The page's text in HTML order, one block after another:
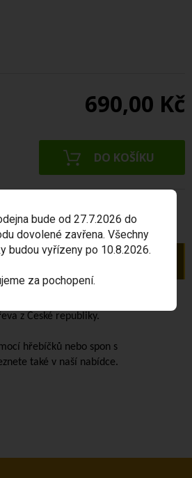
690,00 Kč
z České republiky.
hřebíčků nebo spon s
také v naší nabídce.
bude od 27.7.2026 do
dovolené zavřena. Všechny
budou vyřízeny po 10.8.2026.
za pochopení.